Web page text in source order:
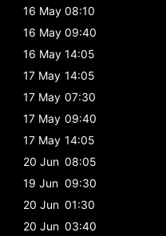
16 May 08:10
16 May 09:40
16 May 14:05
17 May 14:05
17 May 07:30
17 May 09:40
17 May 14:05
20 Jun 08:05
19 Jun 09:30
20 Jun 01:30
20 Jun 03:40